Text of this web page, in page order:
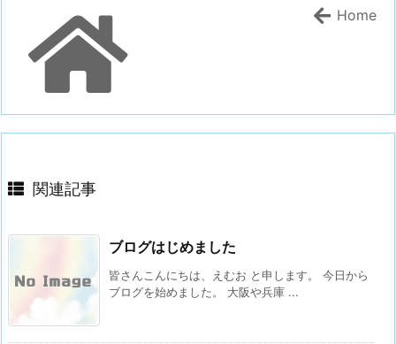
Home
関連記事
ブログはじめました
皆さんこんにちは、えむお と申します。 今日から
ブログを始めました。 大阪や兵庫 ...